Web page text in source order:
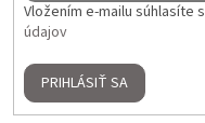
Vložením e-mailu súhlasíte s
údajov
PRIHLÁSIŤ SA